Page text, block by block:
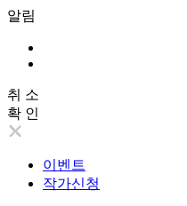
알림
취 소
확 인
이벤트
작가신청